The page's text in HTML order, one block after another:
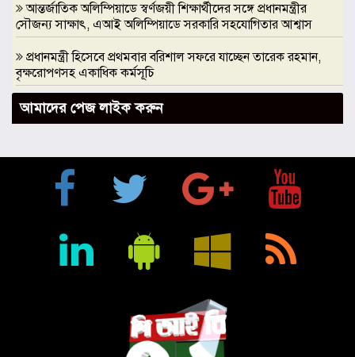
আন্তর্জাতিক অলিম্পিয়াডে স্বর্ণজয়ী শিক্ষার্থীদের সঙ্গে প্রধানমন্ত্রীর
সৌজন্য সাক্ষাৎ, এআই অলিম্পিয়াডে সরকারি সহযোগিতার আশ্বাস
প্রধানমন্ত্রী হিসেবে প্রথমবার বরিশাল সফরে যাচ্ছেন তারেক রহমান,
বৃক্ষরোপণসহ একাধিক কর্মসূচি
ঢাকা মেডিকেলকে গবেষণা, উদ্ভাবন ও মানবিক নেতৃত্বের আন্তর্জাতিক
প্রতিষ্ঠানে রূপান্তরের আহ্বান ডা. জুবাইদা রহমানের
মুক্তিযুদ্ধে ইস্ট বেঙ্গল রেজিমেন্টের গৌরবোজ্জ্বল ভূমিকা ইতিহাসের
অবিচ্ছেদ্য অধ্যায়: স্পিকার হাফিজ উদ্দিন আহমদ বীর বিক্রম
শিক্ষা প্রতিষ্ঠান জ্ঞানের বাতিঘর, শিক্ষকরা সেই আলোর বাহক: তথ্যমন্ত্রী
বায়েজিদ বোস্তামী থানার অভিযানে নিষিদ্ধ ঘোষিত আ. লীগের কর্মী
আমাদের পেজ লাইক করুন